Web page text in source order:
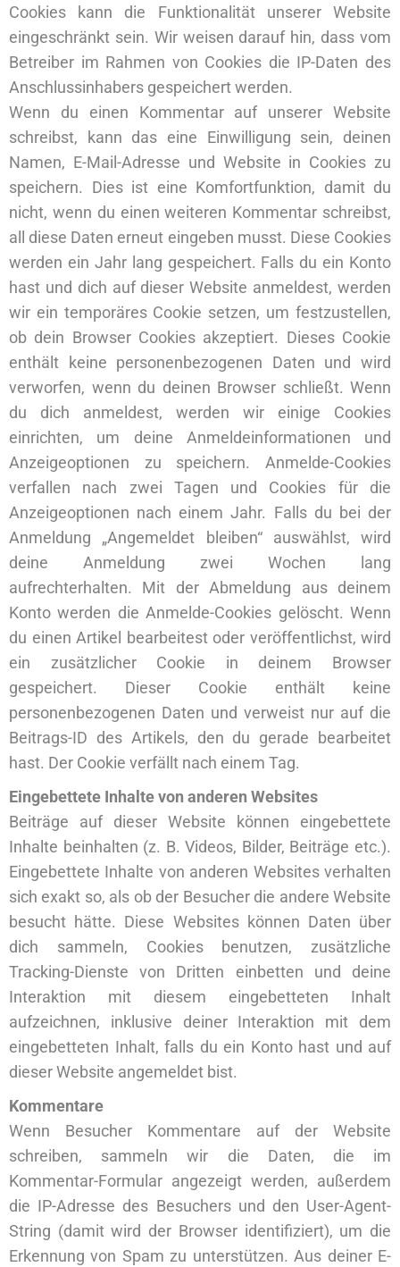
Cookies kann die Funktionalität unserer Website
eingeschränkt sein. Wir weisen darauf hin, dass vom
Betreiber im Rahmen von Cookies die IP-Daten des
Anschlussinhabers gespeichert werden.
Wenn du einen Kommentar auf unserer Website
schreibst, kann das eine Einwilligung sein, deinen
Namen, E-Mail-Adresse und Website in Cookies zu
speichern. Dies ist eine Komfortfunktion, damit du
nicht, wenn du einen weiteren Kommentar schreibst,
all diese Daten erneut eingeben musst. Diese Cookies
werden ein Jahr lang gespeichert. Falls du ein Konto
hast und dich auf dieser Website anmeldest, werden
wir ein temporäres Cookie setzen, um festzustellen,
ob dein Browser Cookies akzeptiert. Dieses Cookie
enthält keine personenbezogenen Daten und wird
verworfen, wenn du deinen Browser schließt. Wenn
du dich anmeldest, werden wir einige Cookies
einrichten, um deine Anmeldeinformationen und
Anzeigeoptionen zu speichern. Anmelde-Cookies
verfallen nach zwei Tagen und Cookies für die
Anzeigeoptionen nach einem Jahr. Falls du bei der
Anmeldung „Angemeldet bleiben“ auswählst, wird
deine Anmeldung zwei Wochen lang
aufrechterhalten. Mit der Abmeldung aus deinem
Konto werden die Anmelde-Cookies gelöscht. Wenn
du einen Artikel bearbeitest oder veröffentlichst, wird
ein zusätzlicher Cookie in deinem Browser
gespeichert. Dieser Cookie enthält keine
personenbezogenen Daten und verweist nur auf die
Beitrags-ID des Artikels, den du gerade bearbeitet
hast. Der Cookie verfällt nach einem Tag.
Eingebettete Inhalte von anderen Websites
Beiträge auf dieser Website können eingebettete
Inhalte beinhalten (z. B. Videos, Bilder, Beiträge etc.).
Eingebettete Inhalte von anderen Websites verhalten
sich exakt so, als ob der Besucher die andere Website
besucht hätte. Diese Websites können Daten über
dich sammeln, Cookies benutzen, zusätzliche
Tracking-Dienste von Dritten einbetten und deine
Interaktion mit diesem eingebetteten Inhalt
aufzeichnen, inklusive deiner Interaktion mit dem
eingebetteten Inhalt, falls du ein Konto hast und auf
dieser Website angemeldet bist.
Kommentare
Wenn Besucher Kommentare auf der Website
schreiben, sammeln wir die Daten, die im
Kommentar-Formular angezeigt werden, außerdem
die IP-Adresse des Besuchers und den User-Agent-
String (damit wird der Browser identifiziert), um die
Erkennung von Spam zu unterstützen. Aus deiner E-